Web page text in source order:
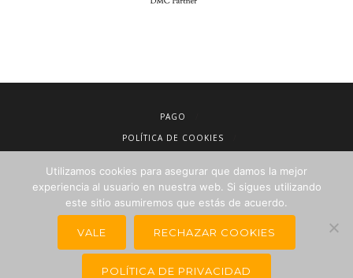
PAGO
POLÍTICA DE COOKIES
CONDICIONES DE VENTA
POLÍTICA DE PRIVACIDAD
Utilizamos cookies para asegurar que damos la mejor
experiencia al usuario en nuestra web. Si sigues utilizando
este sitio asumiremos que estás de acuerdo.
VALE RECHAZAR COOKIES
POLÍTICA DE PRIVACIDAD